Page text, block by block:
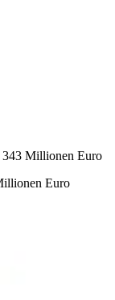
343 Millionen Euro
Euro